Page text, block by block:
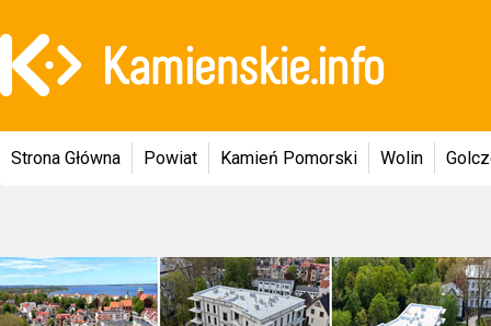
Strona Główna Powiat Kamień Pomorski Wolin